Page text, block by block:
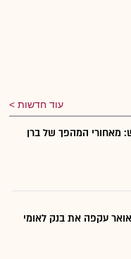
עוד חדשות
עקפה את בנק לאומי